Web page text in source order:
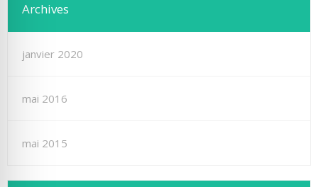
Archives
janvier 2020
mai 2016
mai 2015